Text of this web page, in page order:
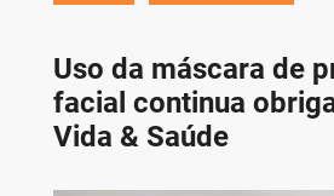
Uso da máscara de
facial continua
Vida & Saúde